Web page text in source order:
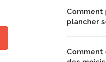
Comment
plancher